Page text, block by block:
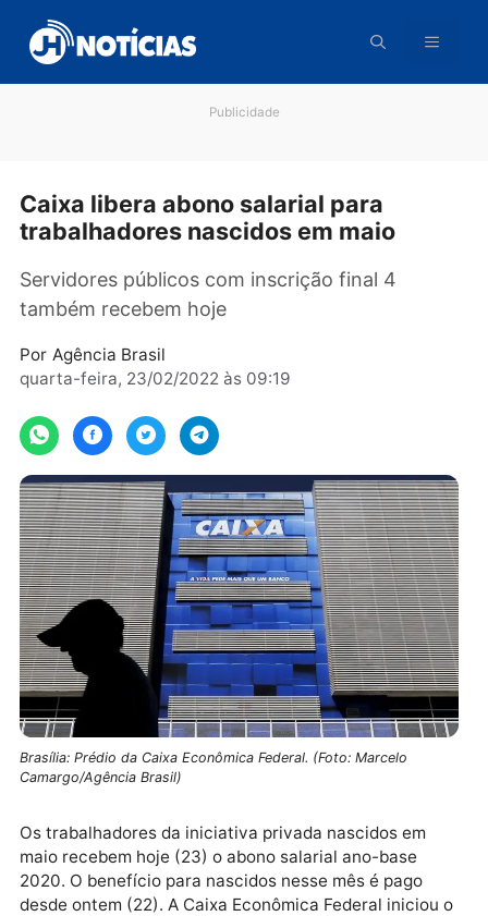
para
conteúdo
Caixa libera abono salarial para
Servidores públicos com inscrição final 4
também recebem hoje
Por
Agência Brasil
quarta-feira, 23/02/2022 às 09:19
Brasília: Prédio da Caixa Econômica Federal. (Foto: Marcelo
Camargo/Agência Brasil)